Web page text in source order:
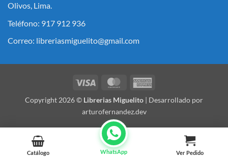
Olivos, Lima.
Teléfono: 917 912 936
Correo: libreriasmiguelito@gmail.com
Catálogo WhatsApp Ver Pedido
Visa MasterCard
Copyright 2026 © Librerias Miguelito | Desarrollado por
arturofernandez.dev